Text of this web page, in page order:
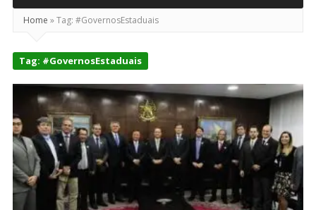
Home »Tag: #GovernosEstaduais
Tag: #GovernosEstaduais